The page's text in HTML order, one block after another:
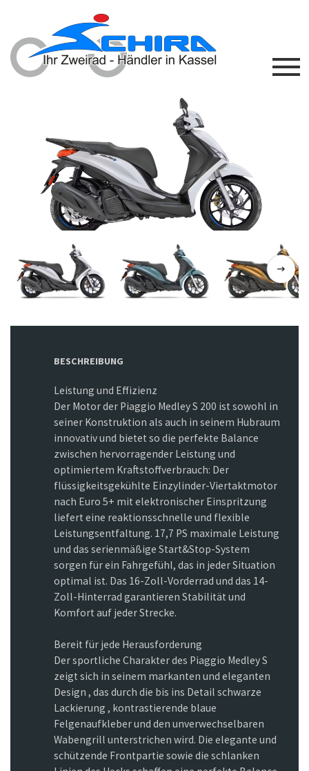
Previous
BESCHREIBUNG
Leistung und Effizienz
Der Motor der Piaggio Medley S 200 ist sowohl in
seiner Konstruktion als auch in seinem Hubraum
innovativ und bietet so die perfekte Balance
zwischen hervorragender Leistung und
optimiertem Kraftstoffverbrauch: Der
flüssigkeitsgekühlte Einzylinder-Viertaktmotor
nach Euro 5+ mit elektronischer Einspritzung
liefert eine reaktionsschnelle und flexible
Leistungsentfaltung. 17,7 PS maximale Leistung
und das serienmäßige Start&Stop-System
sorgen für ein Fahrgefühl, das in jeder Situation
optimal ist. Das 16-Zoll-Vorderrad und das 14-
Zoll-Hinterrad garantieren Stabilität und
Komfort auf jeder Strecke.
Bereit für jede Herausforderung
Der sportliche Charakter des Piaggio Medley S
zeigt sich in seinem markanten und eleganten
Design , das durch die bis ins Detail schwarze
Lackierung , kontrastierende blaue
Felgenaufkleber und den unverwechselbaren
Wabengrill unterstrichen wird. Die elegante und
schützende Frontpartie sowie die schlanken